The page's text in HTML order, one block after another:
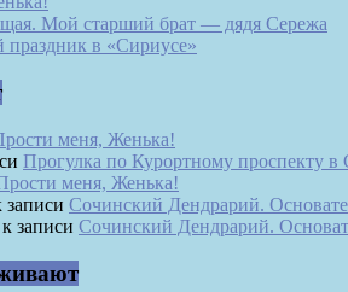
Мой старший брат — дядя Сережа
праздник в «Сириусе»
меня, Женька!
Прогулка по Курортному проспекту в
меня, Женька!
записи Сочинский Дендрарий.
к записи Сочинский Дендрарий.